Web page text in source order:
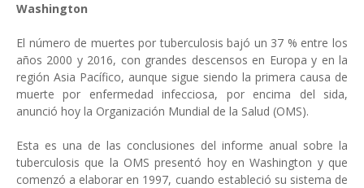
Washington
El número de muertes por tuberculosis bajó un 37 % entre los
años 2000 y 2016, con grandes descensos en Europa y en la
región Asia Pacífico, aunque sigue siendo la primera causa de
muerte por enfermedad infecciosa, por encima del sida,
anunció hoy la Organización Mundial de la Salud (OMS).
Esta es una de las conclusiones del informe anual sobre la
tuberculosis que la OMS presentó hoy en Washington y que
comenzó a elaborar en 1997, cuando estableció su sistema de